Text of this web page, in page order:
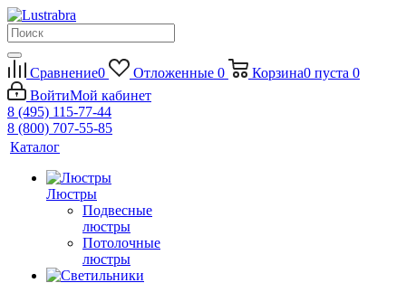
Сравнение0 Отложенные 0 Корзина0 пуста 0
ВойтиМой кабинет
8 (495) 115-77-44
8 (800) 707-55-85
Каталог
Люстры
Подвесные
люстры
Потолочные
люстры